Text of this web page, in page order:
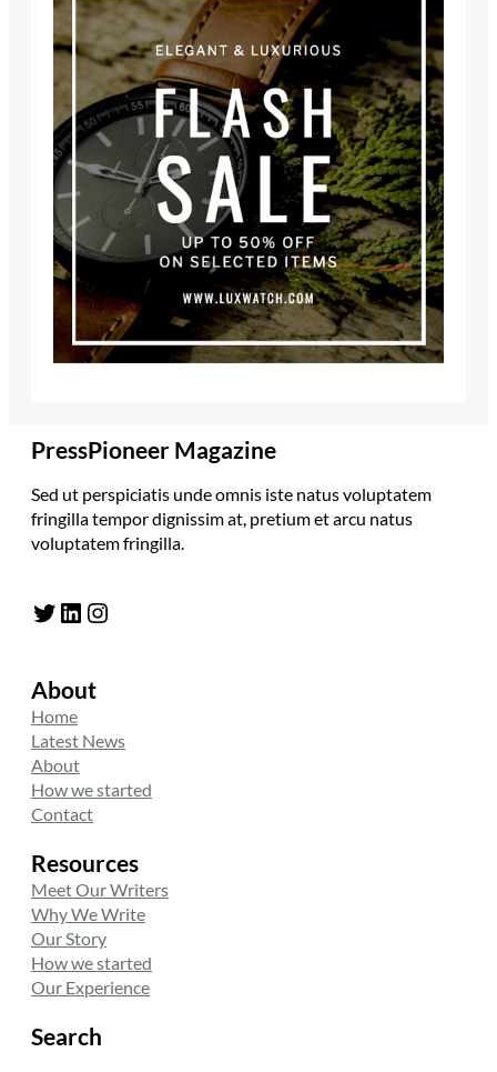
PressPioneer Magazine
Sed ut perspiciatis unde omnis iste natus voluptatem
fringilla tempor dignissim at, pretium et arcu natus
voluptatem fringilla.
Twitter LinkedIn Instagram
About
Home
Latest News
About
How we started
Contact
Resources
Meet Our Writers
Why We Write
Our Story
How we started
Our Experience
Search